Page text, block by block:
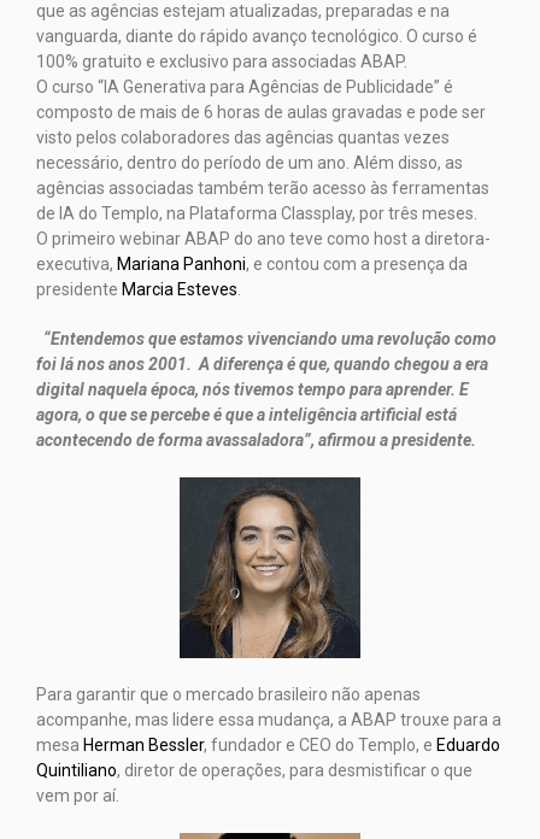
que as agências estejam atualizadas, preparadas e na
vanguarda, diante do rápido avanço tecnológico. O curso é
100% gratuito e exclusivo para associadas ABAP.
O curso “IA Generativa para Agências de Publicidade” é
composto de mais de 6 horas de aulas gravadas e pode ser
visto pelos colaboradores das agências quantas vezes
necessário, dentro do período de um ano. Além disso, as
agências associadas também terão acesso às ferramentas
de IA do Templo, na Plataforma Classplay, por três meses.
O primeiro webinar ABAP do ano teve como host a diretora-
executiva, Mariana Panhoni, e contou com a presença da
presidente Marcia Esteves
“Entendemos que estamos vivenciando uma revolução como
foi lá nos anos 2001. A diferença é que, quando chegou a era
digital naquela época, nós tivemos tempo para aprender. E
agora, o que se percebe é que a inteligência artificial está
acontecendo de forma avassaladora”, afirmou a presidente.
Para garantir que o mercado brasileiro não apenas
acompanhe, mas lidere essa mudança, a ABAP trouxe para a
mesa Herman Bessler, fundador e CEO do Templo, e Eduardo
Quintiliano, diretor de operações, para desmistificar o que
vem por aí.